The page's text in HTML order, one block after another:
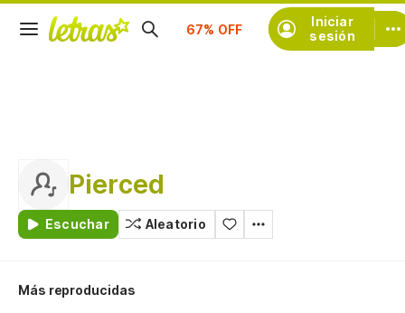
Iniciar
sesión
Suscríbete
Pierced
Escuchar Aleatorio
Más reproducidas